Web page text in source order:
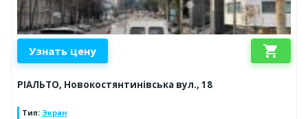
Узнать цену shopping_cart
РІАЛЬТО, Новокостянтинівська вул., 18
Тип: Экран